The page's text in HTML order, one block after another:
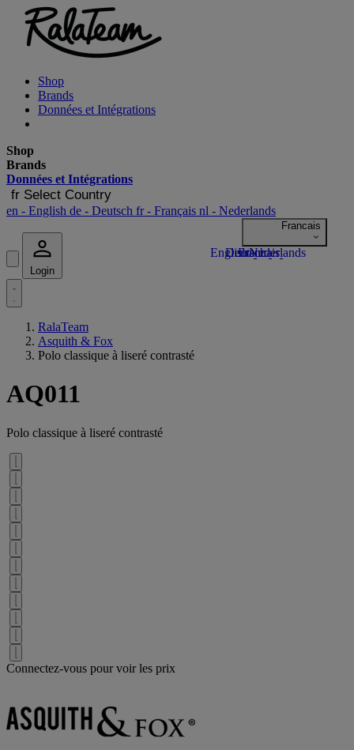
Shop
Brands
Données et Intégrations
Shop
Brands
Données et Intégrations
fr Select Country
en - English de - Deutsch fr- Français nl - Nederlands
Login
RalaTeam
Asquith & Fox
Polo classique à liseré contrasté
AQ011
Polo classique à liseré contrasté
Connectez-vous pour voir les prix